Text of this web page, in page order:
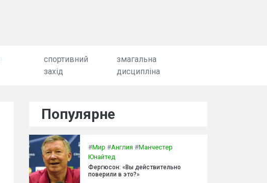
спортивний
захід
змагальна
дисципліна
Популярне
#Мир #Англия #Манчестер
Юнайтед
Фергюсон: «Вы действительно
поверили в это?»